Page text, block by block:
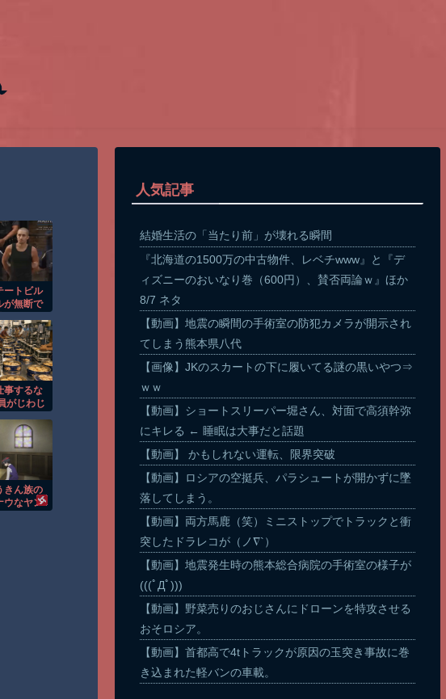
ートビル
が無断で
事するな
がじわじ
きん族の
ウなヤン
人気記事
結婚生活の「当たり前」が壊れる瞬間
『北海道の1500万の中古物件、レベチwww』と『デ
ィズニーのおいなり巻（600円）、賛否両論ｗ』ほか
8/7 ネタ
【動画】地震の瞬間の手術室の防犯カメラが開示され
てしまう熊本県八代
【画像】JKのスカートの下に履いてる謎の黒いやつ⇒
ｗｗ
【動画】ショートスリーパー堀さん、対面で高須幹弥
にキレる ← 睡眠は大事だと話題
【動画】 かもしれない運転、限界突破
【動画】ロシアの空挺兵、パラシュートが開かずに墜
落してしまう。
【動画】両方馬鹿（笑）ミニストップでトラックと衝
突したドラレコが（ノ∇`）
【動画】地震発生時の熊本総合病院の手術室の様子が
(((ﾟДﾟ)))
【動画】野菜売りのおじさんにドローンを特攻させる
おそロシア。
【動画】首都高で4tトラックが原因の玉突き事故に巻
き込まれた軽バンの車載。